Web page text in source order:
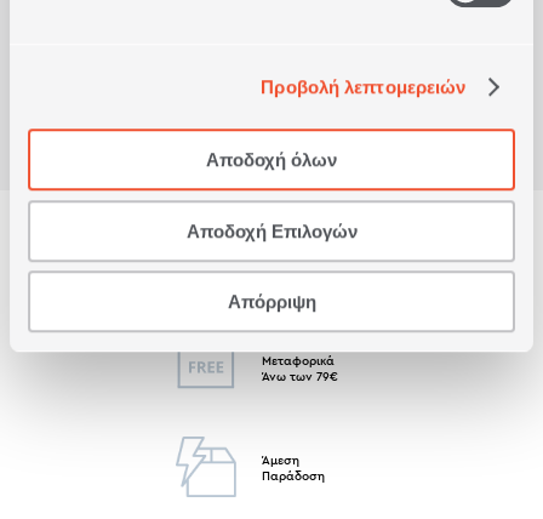
Προβολή λεπτομερειών
Αποδοχή όλων
Αποδοχή Επιλογών
Απόρριψη
Δωρεάν Παραλαβή
από κατάστημα
Μεταφορικά
Άνω των 79€
Άμεση
Παράδοση